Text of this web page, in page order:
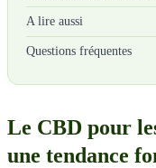
A lire aussi
Questions fréquentes
Le CBD pour
une tendance